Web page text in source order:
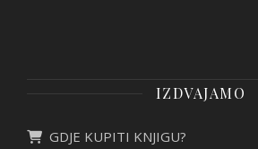
IZDVAJAMO
GDJE KUPITI KNJIGU?